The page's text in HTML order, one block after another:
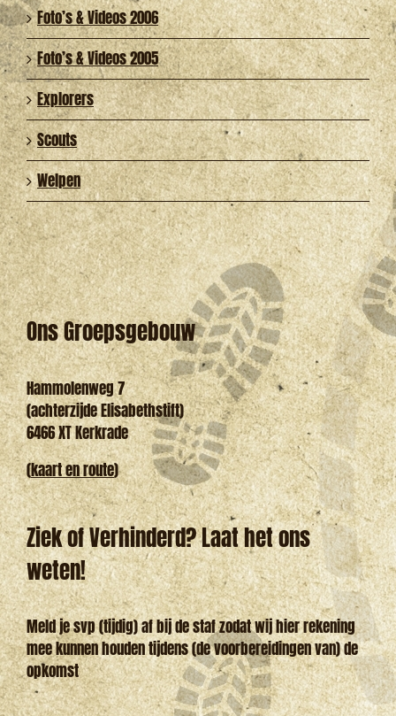
Ons Groepsgebouw
Hammolenweg 7
(achterzijde Elisabethstift)
6466 XT Kerkrade
(kaart en route)
Ziek of Verhinderd? Laat het ons
weten!
Meld je svp (tijdig) af bij de staf zodat wij hier rekening
mee kunnen houden tijdens (de voorbereidingen van) de
opkomst
Foto’s & Videos 2006
Foto’s & Videos 2005
Explorers
Scouts
Welpen